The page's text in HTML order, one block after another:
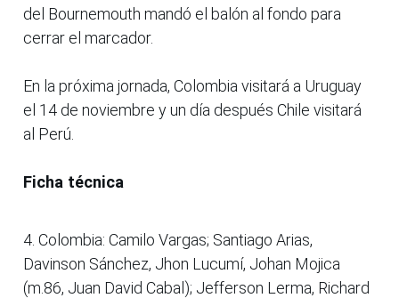
del Bournemouth mandó el balón al fondo para
cerrar el marcador.
En la próxima jornada, Colombia visitará a Uruguay
el 14 de noviembre y un día después Chile visitará
al Perú.
Ficha técnica
4. Colombia: Camilo Vargas; Santiago Arias,
Davinson Sánchez, Jhon Lucumí, Johan Mojica
(m.86, Juan David Cabal); Jefferson Lerma, Richard